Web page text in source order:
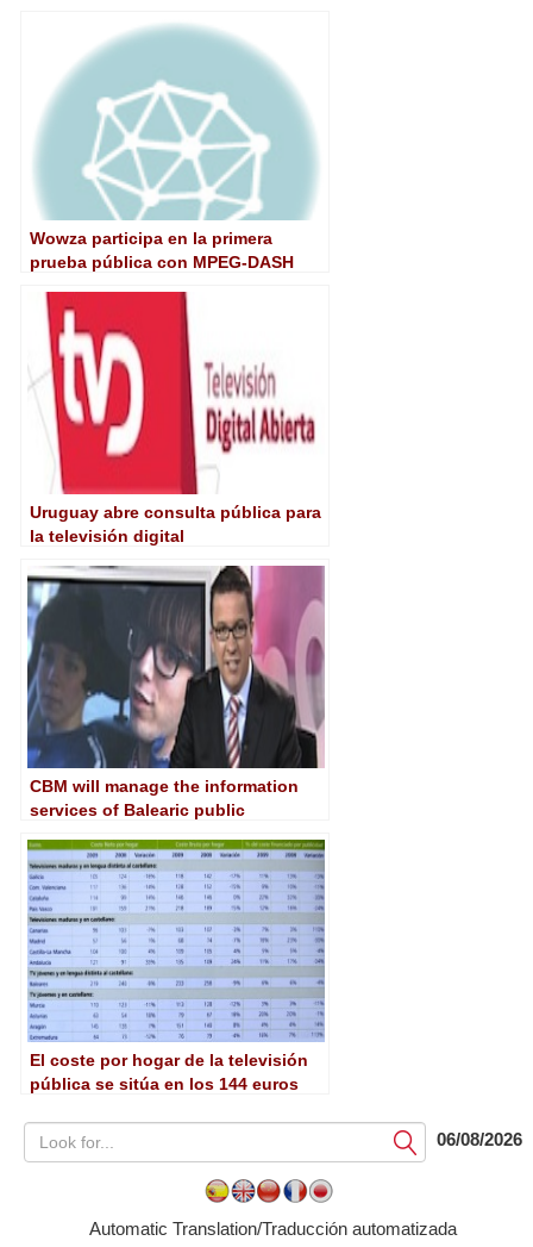
Wowza participa en la primera
prueba pública con MPEG-DASH
Uruguay abre consulta pública para
la televisión digital
CBM will manage the information
services of Balearic public
El coste por hogar de la televisión
pública se sitúa en los 144 euros
Submit06/08/2026
Automatic Translation/Traducción automatizada